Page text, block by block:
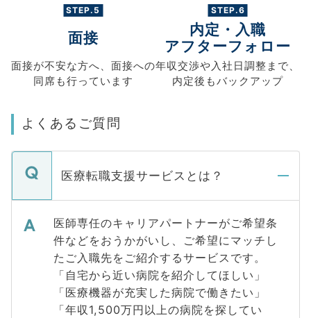
STEP.5
面接
面接が不安な方へ、 面接への
同席も行っています
STEP.6
内定・入職
アフターフォロー
年収交渉や入社日調整まで、
内定後もバックアップ
よくあるご質問
医療転職支援サービスとは？
医師専任のキャリアパートナーがご希望条
件などをおうかがいし、ご希望にマッチし
たご入職先をご紹介するサービスです。
「自宅から近い病院を紹介してほしい」
「医療機器が充実した病院で働きたい」
「年収1,500万円以上の病院を探してい